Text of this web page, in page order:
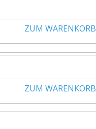
ZUM WARENKORB
ZUM WARENKORB